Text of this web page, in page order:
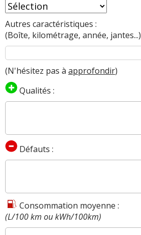
Autres caractéristiques :
(Boîte, kilométrage, année, jantes...)
(N'hésitez pas à approfondir)
Qualités :
Défauts :
Consommation moyenne :
(L/100 km ou kWh/100km)